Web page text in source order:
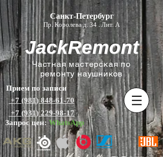
Санкт-Петербург
Пр. Королева д. 34 . Лит. А
JackRemont
Частная мастерская по
ремонту наушников
+7 (931) 229-98-17
+7 (981) 848-61-70
Прием по записи
Запрос цен:WhatsApp